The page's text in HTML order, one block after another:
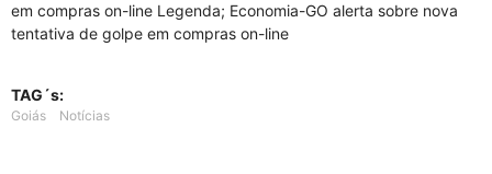
em compras on-line Legenda; Economia-GO alerta sobre nova
tentativa de golpe em compras on-line
TAG´s:
Goiás Notícias